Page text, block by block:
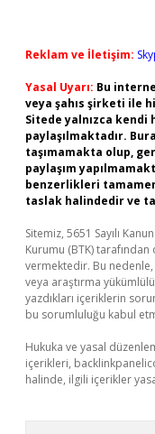
Reklam ve İletişim:
Yasal Uyarı: Bu
veya şahıs şirketi ile
Sitede yalnızca kendi
paylaşılmaktadır.
taşımamakta olup,
paylaşım
benzerlikleri
taslak halindedir ve
Sitemiz, 5651 Sayılı
Kurumu (BTK) tarafından
vermektedir. Bu
veya araştırma
yazdıkları içeriklerin
bu sorumluluğu kabul
Hukuka ve yasal
içerikleri,
halinde, ilgili içerikler